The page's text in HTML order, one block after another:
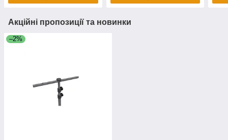
Акційні пропозиції та новинки
–2%